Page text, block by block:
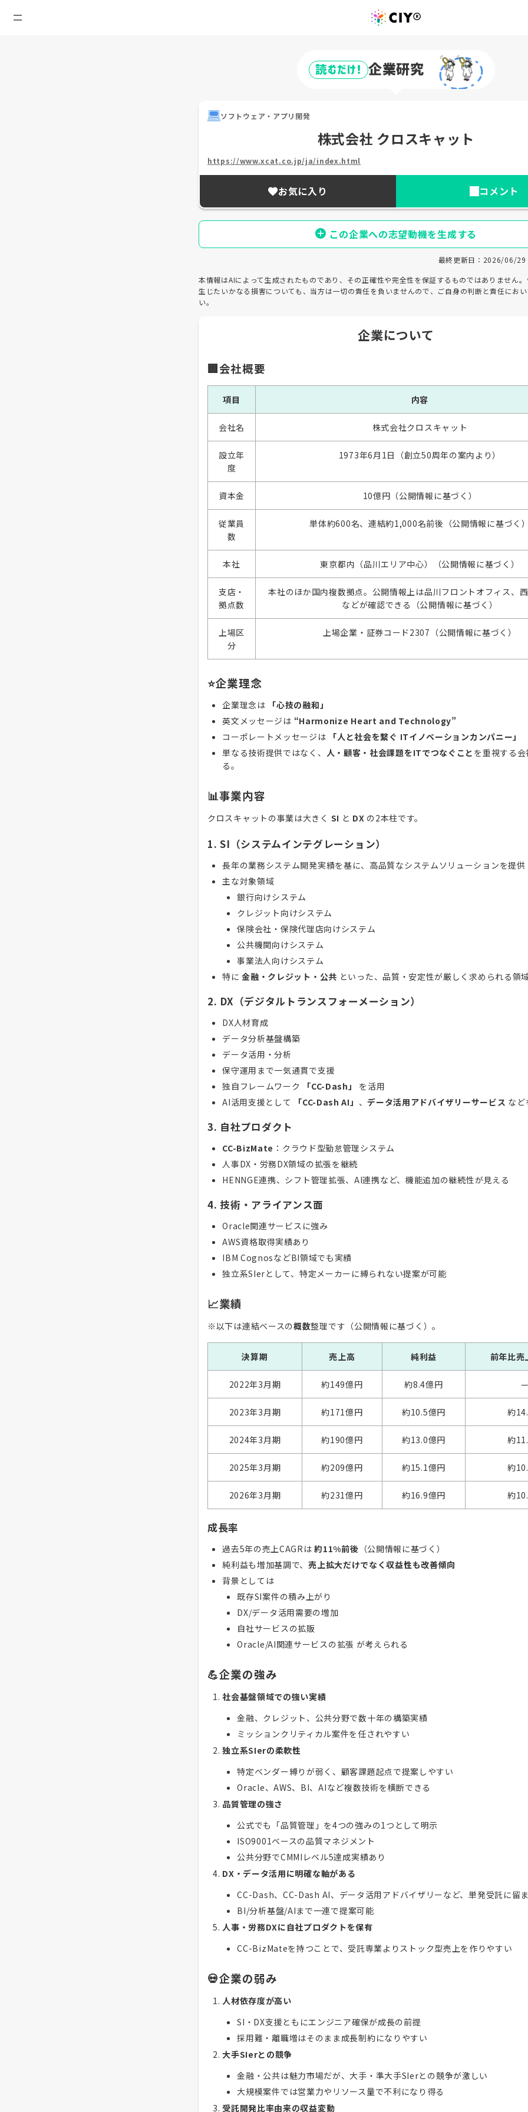
読むだけ! 企業研究
ソフトウェア・アプリ開発
株式会社 クロスキャット
https://www.xcat.co.jp/ja/index.html
お気に入り コメント
この企業への志望動機を生成する
最終更新日：2026/06/29
本情報はAIによって生成されたものであり、その正確性や完全性を保証するものではありません
生じたいかなる損害についても、当方は一切の責任を負いませんので、ご自身の判断と責任にお
い。
企業について
🏢会社概要
項目 内容
会社名 株式会社クロスキャット
設立年
度
1973年6月1日（創立50周年の案内より）
資本金 10億円（公開情報に基づく）
従業員
数
単体約600名、連結約1,000名前後（公開情報に基づく
本社 東京都内（品川エリア中心）（公開情報に基づく）
支店・
拠点数
本社のほか国内複数拠点。公開情報上は品川フロントオフィス、
などが確認できる（公開情報に基づく）
上場区
分
上場企業・証券コード2307（公開情報に基づく）
⭐企業理念
企業理念は
「心技の融和」
英文メッセージは “Harmonize Heart and Technology”
コーポレートメッセージは
「人と社会を繋ぐ ITイノベーションカンパニー」
単なる技術提供ではなく、 人・顧客・社会課題をITでつなぐこと を重視する
る。
📊事業内容
クロスキャットの事業は大きく SI と DX の2本柱です。
1. SI（システムインテグレーション）
長年の業務システム開発実績を基に、高品質なシステムソリューションを提供
主な対象領域
銀行向けシステム
クレジット向けシステム
保険会社・保険代理店向けシステム
公共機関向けシステム
事業法人向けシステム
特に金融・クレジット・公共 といった、品質・安定性が厳しく求められる領
2. DX（デジタルトランスフォーメーション）
DX人材育成
データ分析基盤構築
データ活用・分析
保守運用まで一気通貫で支援
独自フレームワーク
「CC-Dash」
を活用
AI活用支援として
「CC-Dash AI」 、データ活用アドバイザリーサービス など
3. 自社プロダクト
CC-BizMate ：クラウド型勤怠管理システム
人事DX・労務DX領域の拡張を継続
HENNGE連携、シフト管理拡張、AI連携など、機能追加の継続性が見える
4. 技術・アライアンス面
Oracle関連サービスに強み
AWS資格取得実績あり
IBM CognosなどBI領域でも実績
独立系SIerとして、特定メーカーに縛られない提案が可能
📈業績
※以下は連結ベースの概数整理です（公開情報に基づく）。
決算期 売上高 純利益 前年比売
2022年3月期 約149億円 約8.4億円
2023年3月期 約171億円 約10.5億円 約
2024年3月期 約190億円 約13.0億円 約
2025年3月期 約209億円 約15.1億円 約
2026年3月期 約231億円 約16.9億円 約
成長率
過去5年の売上CAGRは約11%前後 （公開情報に基づく）
純利益も増加基調で、売上拡大だけでなく収益性も改善傾向
背景としては
既存SI案件の積み上がり
DX/データ活用需要の増加
自社サービスの拡販
Oracle/AI関連サービスの拡張 が考えられる
💪企業の強み
社会基盤領域での強い実績
金融、クレジット、公共分野で数十年の構築実績
ミッションクリティカル案件を任されやすい
独立系SIerの柔軟性
特定ベンダー縛りが弱く、顧客課題起点で提案しやすい
Oracle、AWS、BI、AIなど複数技術を横断できる
品質管理の強さ
公式でも「品質管理」を4つの強みの1つとして明示
ISO9001ベースの品質マネジメント
公共分野でCMMIレベル5達成実績あり
DX・データ活用に明確な軸がある
CC-Dash、CC-Dash AI、データ活用アドバイザリーなど、単発受託に留
BI/分析基盤/AIまで一連で提案可能
人事・労務DXに自社プロダクトを保有
CC-BizMateを持つことで、受託専業よりストック型売上を作りやすい
💀企業の弱み
人材依存度が高い
SI・DX支援ともにエンジニア確保が成長の前提
採用難・離職増はそのまま成長制約になりやすい
大手SIerとの競争
金融・公共は魅力市場だが、大手・準大手SIerとの競争が激しい
大規模案件では営業力やリソース量で不利になり得る
受託開発比率由来の収益変動